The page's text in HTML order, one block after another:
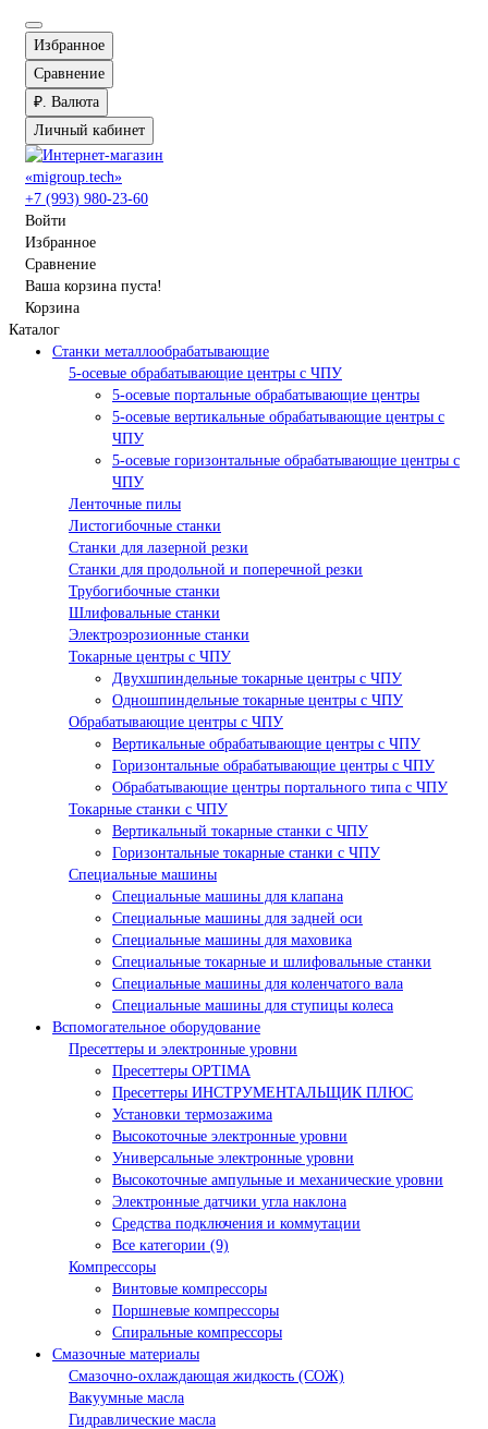
Избранное
Сравнение
₽. Валюта
Личный кабинет
+7 (993) 980-23-60
Войти
Избранное
Сравнение
Ваша корзина пуста!
Корзина
Каталог
Станки металлообрабатывающие
5-осевые обрабатывающие центры с ЧПУ
5-осевые портальные обрабатывающие центры
5-осевые вертикальные обрабатывающие центры с
ЧПУ
5-осевые горизонтальные обрабатывающие центры с
ЧПУ
Ленточные пилы
Листогибочные станки
Станки для лазерной резки
Станки для продольной и поперечной резки
Трубогибочные станки
Шлифовальные станки
Электроэрозионные станки
Токарные центры с ЧПУ
Двухшпиндельные токарные центры с ЧПУ
Одношпиндельные токарные центры с ЧПУ
Обрабатывающие центры с ЧПУ
Вертикальные обрабатывающие центры с ЧПУ
Горизонтальные обрабатывающие центры с ЧПУ
Обрабатывающие центры портального типа с ЧПУ
Токарные станки с ЧПУ
Вертикальный токарные станки с ЧПУ
Горизонтальные токарные станки с ЧПУ
Специальные машины
Специальные машины для клапана
Специальные машины для задней оси
Специальные машины для маховика
Специальные токарные и шлифовальные станки
Специальные машины для коленчатого вала
Специальные машины для ступицы колеса
Вспомогательное оборудование
Пресеттеры и электронные уровни
Пресеттеры OPTIMA
Пресеттеры ИНСТРУМЕНТАЛЬЩИК ПЛЮС
Установки термозажима
Высокоточные электронные уровни
Универсальные электронные уровни
Высокоточные ампульные и механические уровни
Электронные датчики угла наклона
Средства подключения и коммутации
Все категории (9)
Компрессоры
Винтовые компрессоры
Поршневые компрессоры
Спиральные компрессоры
Смазочные материалы
Смазочно-охлаждающая жидкость (СОЖ)
Вакуумные масла
Гидравлические масла